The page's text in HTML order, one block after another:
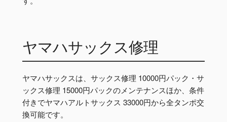
ヤマハサックス修理
ヤマハサックスは、サックス修理 10000円パック・サ
ックス修理 15000円パックのメンテナンスほか、条件
付きでヤマハアルトサックス 33000円から全タンポ交
換可能です。